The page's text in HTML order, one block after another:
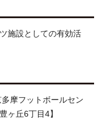
施設としての有効活
摩フットボールセン
ヶ丘6丁目4】